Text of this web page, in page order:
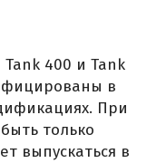
400 и Tank
в
При
только
выпускаться в